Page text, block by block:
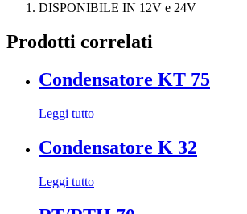
DISPONIBILE IN 12V e 24V
Prodotti correlati
Condensatore KT 75
Leggi tutto
Condensatore K 32
Leggi tutto